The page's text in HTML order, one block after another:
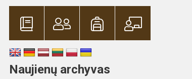
Naujienų archyvas